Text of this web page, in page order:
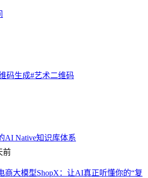
码生成#艺术二维码
AI Native知识库体系
前
商大模型ShopX：让AI真正听懂你的“复